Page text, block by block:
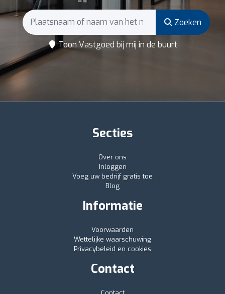
Zoeken
Toon Vastgoed bij mij in de buurt
Secties
Over ons
Inloggen
Voeg uw bedrijf gratis toe
Blog
Informatie
Voorwaarden
Wettelijke waarschuwing
Privacybeleid en cookies
Contact